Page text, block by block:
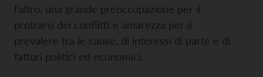
l'altro, una grande preoccupazione per il
protrarsi dei conflitti e amarezza per il
prevalere fra le cause, di interessi di parte e di
fattori politici ed economici.